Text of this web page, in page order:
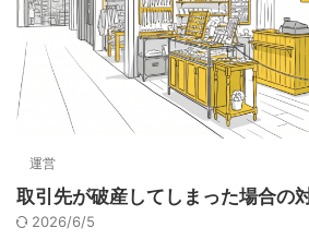
運営
取引先が破産してしまった場合の
2026/6/5